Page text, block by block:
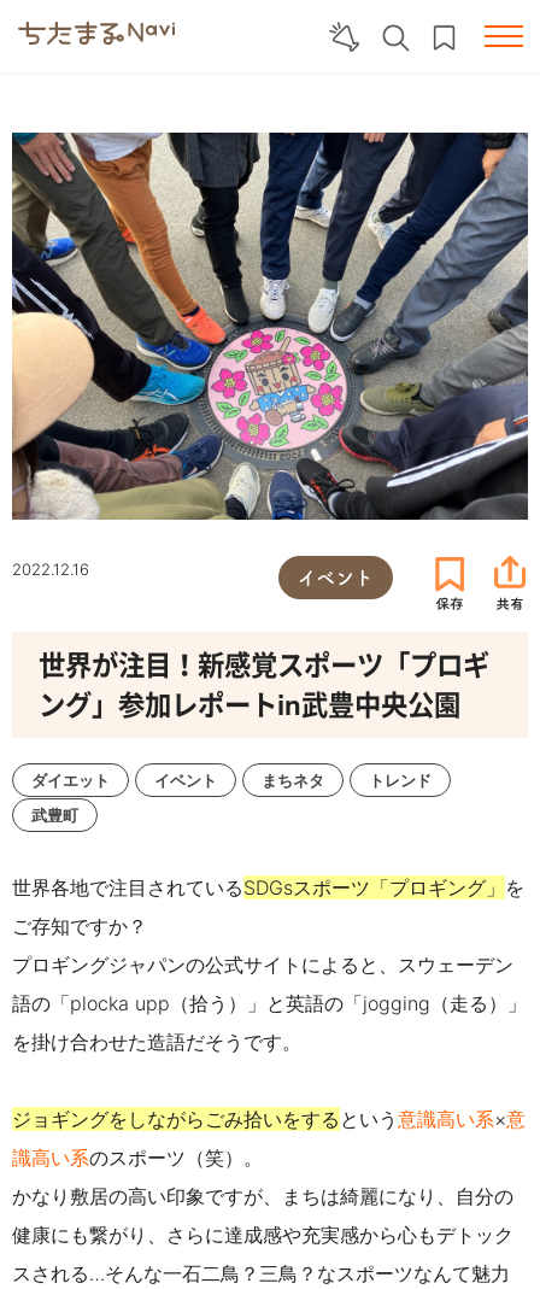
2022.12.16 イベント
世界が注目！新感覚スポーツ「プロギ
ング」参加レポートin武豊中央公園
ダイエット イベント まちネタ
トレンド
武豊町
世界各地で注目されているSDGsスポーツ「プロギング」 を
ご存知ですか？
プロギングジャパンの公式サイトによると、スウェーデン
語の「plocka upp（拾う）」と英語の「jogging（走る）」
を掛け合わせた造語だそうです。
ジョギングをしながらごみ拾いをする という 意識高い系×意
識高い系のスポーツ（笑）。
かなり敷居の高い印象ですが、まちは綺麗になり、自分の
健康にも繋がり、さらに達成感や充実感から心もデトック
スされる…そんな一石二鳥？三鳥？なスポーツなんて魅力